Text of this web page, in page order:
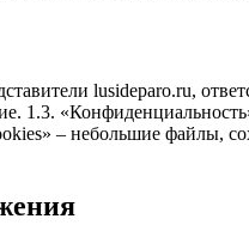
lusideparo.ru,
1.3.
– небольшие файлы,